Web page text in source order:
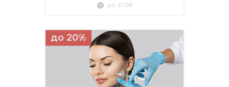
до 31.08
до 20%